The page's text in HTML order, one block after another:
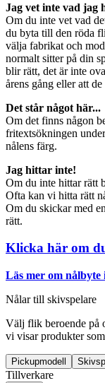
Jag vet inte vad jag
Om du inte vet vad
du byta till den röda
välja fabrikat och
normalt sitter på din
blir rätt, det är inte
årens gång eller att
Det står något här...
Om det finns någon
fritextsökningen
nålens färg.
Jag hittar inte!
Om du inte hittar rätt
Ofta kan vi hitta rätt
Om du skickar med
rätt.
Klicka här om
Läs mer om
Nålar till skivspelare
Välj flik beroende på
vi visar produkter som
Pickupmodell
Tillverkare